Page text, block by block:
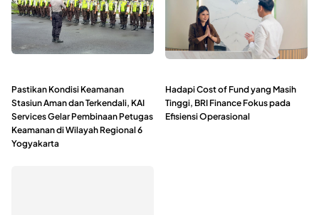
Pastikan Kondisi Keamanan
Stasiun Aman dan Terkendali, KAI
Services Gelar Pembinaan Petugas
Keamanan di Wilayah Regional 6
Yogyakarta
Hadapi Cost of Fund yang Masih
Tinggi, BRI Finance Fokus pada
Efisiensi Operasional